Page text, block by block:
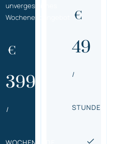
unvergessliches
Wochenendangebot.
€
399
/
€
49
/
STUNDE